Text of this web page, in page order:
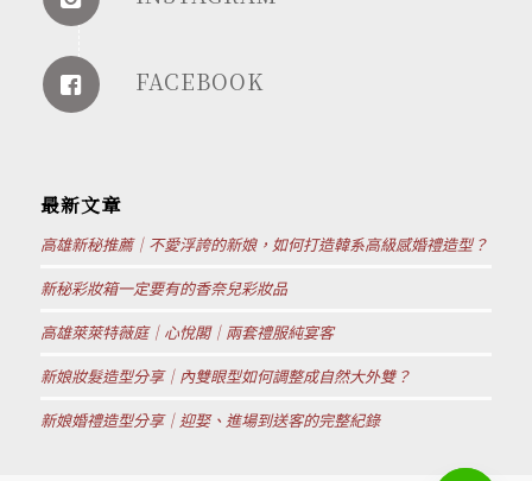
FACEBOOK
最新文章
高雄新秘推薦｜不愛浮誇的新娘，如何打造韓系高級感婚禮造型？
新秘彩妝箱一定要有的香奈兒彩妝品
高雄萊萊特薇庭｜心悅閣｜兩套禮服純宴客
新娘妝髮造型分享｜內雙眼型如何調整成自然大外雙？
新娘婚禮造型分享｜迎娶、進場到送客的完整紀錄